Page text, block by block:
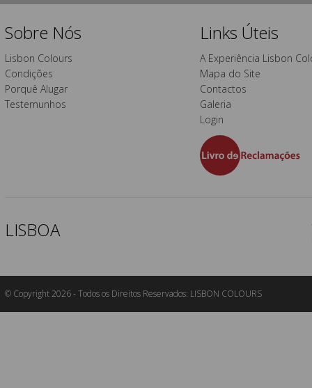
Sobre Nós
Lisbon Colours
Condições
Porquê Alugar
Testemunhos
Links Úteis
A Experiência Lisbon
Mapa do Site
Contactos
Galeria
Login
LISBOA
© Copyright 2026 - Todos os Direitos Reservados: LISBON COLOURS